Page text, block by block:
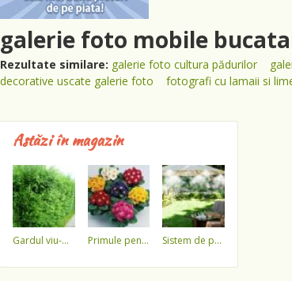
galerie foto mobile
Rezultate similare: galerie foto cultura pădurilor
decorative uscate galerie foto
fotografi cu lamaii si
Astăzi în magazin
gardul viu-minune! primule pentru 1 martie 3,5 lei / ghiveci !!!! sistem de pulverizare a apei